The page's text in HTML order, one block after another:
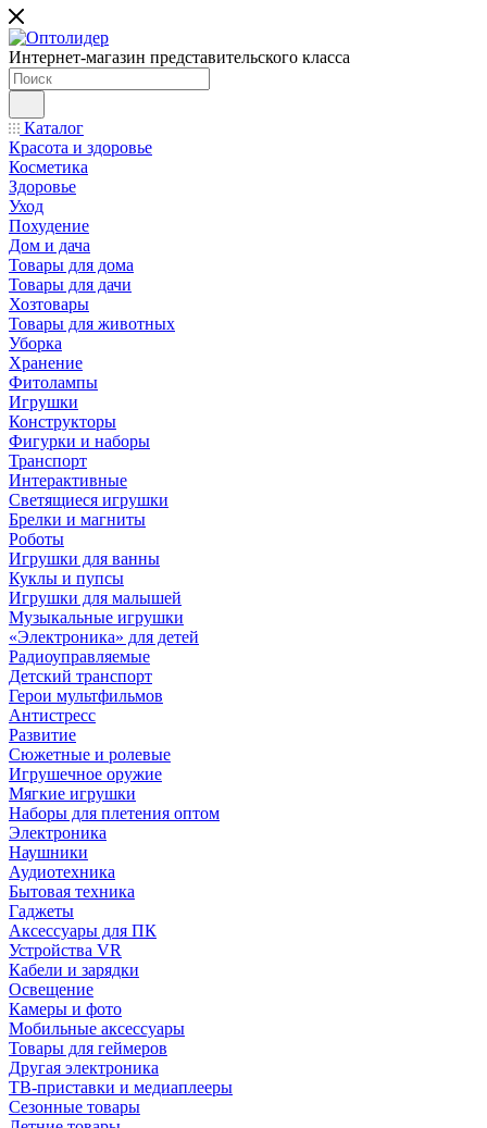
Интернет-магазин представительского класса
Каталог
Красота и здоровье
Косметика
Здоровье
Уход
Похудение
Дом и дача
Товары для дома
Товары для дачи
Хозтовары
Товары для животных
Уборка
Хранение
Фитолампы
Игрушки
Конструкторы
Фигурки и наборы
Транспорт
Интерактивные
Светящиеся игрушки
Брелки и магниты
Роботы
Игрушки для ванны
Куклы и пупсы
Игрушки для малышей
Музыкальные игрушки
«Электроника» для детей
Радиоуправляемые
Детский транспорт
Герои мультфильмов
Антистресс
Развитие
Сюжетные и ролевые
Игрушечное оружие
Мягкие игрушки
Наборы для плетения оптом
Электроника
Наушники
Аудиотехника
Бытовая техника
Гаджеты
Аксессуары для ПК
Устройства VR
Кабели и зарядки
Освещение
Камеры и фото
Мобильные аксессуары
Товары для геймеров
Другая электроника
ТВ-приставки и медиаплееры
Сезонные товары